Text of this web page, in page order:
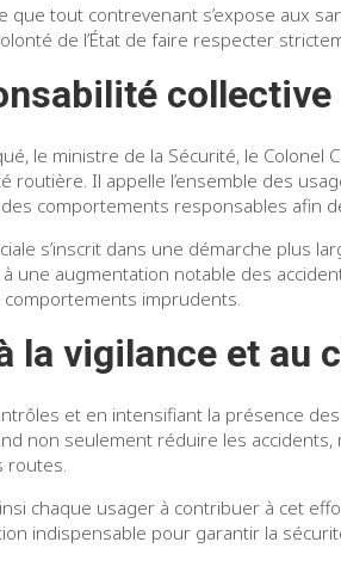
que tout contrevenant s’expose aux
de l’État de faire respecter
collective
le ministre de la Sécurité, le Colonel
routière. Il appelle l’ensemble des
comportements responsables afin
s’inscrit dans une démarche plus
une augmentation notable des
imprudents.
la vigilance et au
et en intensifiant la présence
non seulement réduire les
routes.
chaque usager à contribuer à cet
indispensable pour garantir la